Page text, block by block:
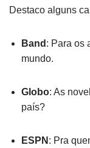
Destaco alguns
Band : Para os
mundo.
Globo: As
país?
ESPN : Pra